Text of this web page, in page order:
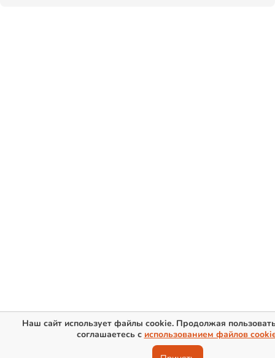
Наш сайт использует файлы cookie. Продолжая
соглашаетесь с использованием файлов